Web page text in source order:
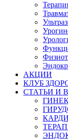
АКЦИИ
КЛУБ
СТАТЬИ И